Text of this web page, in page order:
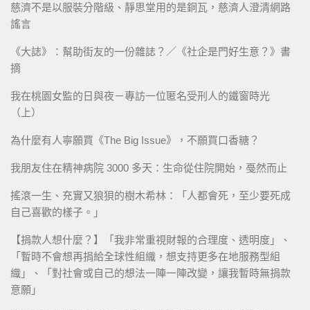
慈濟不是以服裝分階級、靜思堂用的是銅瓦，慈濟人澄清網路
謠言
《大誌》：幫助街友的一份雜誌？／《社企是門好生意？》書
摘
我在桃園女監的日與夜－專訪一位匿名受刑人的鐵窗時光
（上）
為什麼有人寧願買《The Big Issue》，不願買口香糖？
我朋友住在精神病院 3000 多天：生命從住院開始，戞然而止
搖滾一生、充實又狼狽的樹木希林：「人都會死，至少要死成
自己喜歡的樣子。」
【捐款人想什麼？】「我非常重視財報的合理度、透明度」、
「暫時不會想再捐給全球性組織，想支持更多在地服務型組
織」、「對社會或自己的想法一陣一陣改變，讓我暫時無捐款
意願」